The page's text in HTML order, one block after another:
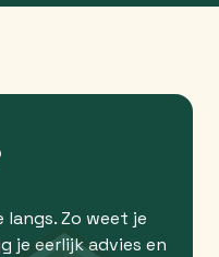
Zo weet je
je eerlijk advies en